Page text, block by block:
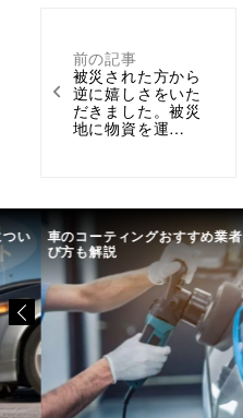
前の記事
被災された方から
逆に嬉しさをいた
だきました。被災
地に物資を運…
い 車のコーティングおすすめ業
び方も解説